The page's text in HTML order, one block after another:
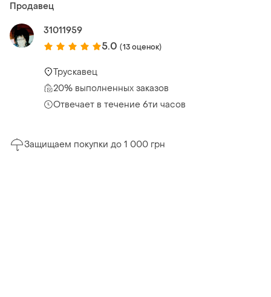
Продавец
31011959
5.0 (13 оценок)
Трускавец
20% выполненных заказов
Отвечает в течение 6ти часов
Защищаем покупки до 1 000 грн